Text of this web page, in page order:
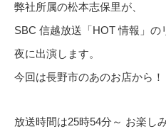
弊社所属の松本志保里が、
SBC 信越放送「HOT 情報」の
夜に出演します。
今回は長野市のあのお店から！
放送時間は25時54分～ お楽し